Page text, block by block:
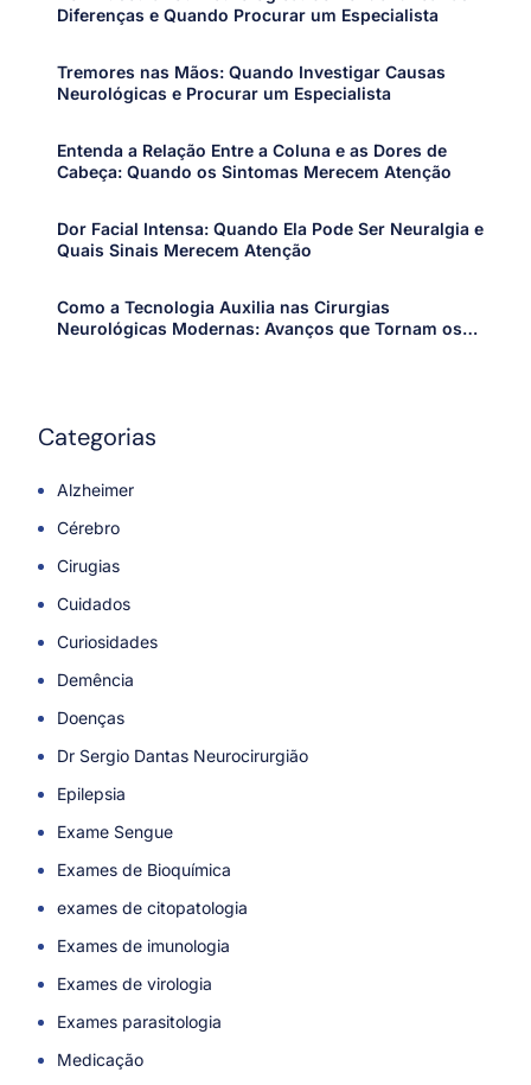
Diferenças e Quando Procurar um Especialista
Tremores nas Mãos: Quando Investigar Causas
Neurológicas e Procurar um Especialista
Entenda a Relação Entre a Coluna e as Dores de
Cabeça: Quando os Sintomas Merecem Atenção
Dor Facial Intensa: Quando Ela Pode Ser Neuralgia e
Quais Sinais Merecem Atenção
Como a Tecnologia Auxilia nas Cirurgias
Neurológicas Modernas: Avanços que Tornam os
Categorias
Alzheimer
Cérebro
Cirugias
Cuidados
Curiosidades
Demência
Doenças
Dr Sergio Dantas Neurocirurgião
Epilepsia
Exame Sengue
Exames de Bioquímica
exames de citopatologia
Exames de imunologia
Exames de virologia
Exames parasitologia
Medicação